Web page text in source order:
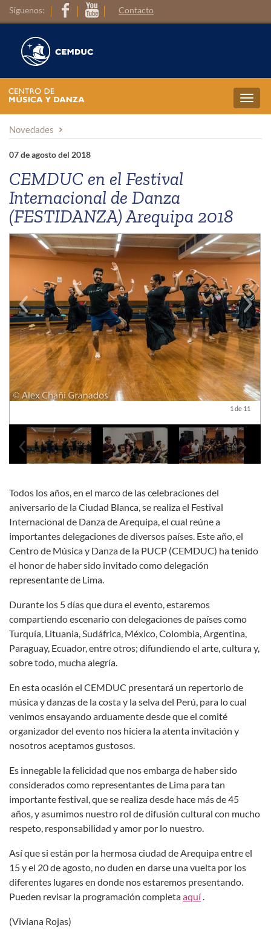
Síguenos: Contacto
Novedades
07 de agosto del 2018
CEMDUC en el Festival
Internacional de Danza
(FESTIDANZA) Arequipa 2018
1 de 11
Previous Next
Previous Next
Todos los años, en el marco de las celebraciones del
aniversario de la Ciudad Blanca, se realiza el Festival
Internacional de Danza de Arequipa, el cual reúne a
importantes delegaciones de diversos países. Este año, el
Centro de Música y Danza de la PUCP (CEMDUC) ha tenido
el honor de haber sido invitado como delegación
representante de Lima.
Durante los 5 días que dura el evento, estaremos
compartiendo escenario con delegaciones de países como
Turquía, Lituania, Sudáfrica, México, Colombia, Argentina,
Paraguay, Ecuador, entre otros; difundiendo el arte, cultura y,
sobre todo, mucha alegría.
En esta ocasión el CEMDUC presentará un repertorio de
música y danzas de la costa y la selva del Perú, para lo cual
venimos ensayando arduamente desde que el comité
organizador del evento nos hiciera la atenta invitación y
nosotros aceptamos gustosos.
Es innegable la felicidad que nos embarga de haber sido
considerados como representantes de Lima para tan
importante festival, que se realiza desde hace más de 45
años, y asumimos nuestro rol de difusión cultural con mucho
respeto, responsabilidad y amor por lo nuestro.
Así que si están por la hermosa ciudad de Arequipa entre el
15 y el 20 de agosto, no duden en darse una vuelta por los
diferentes lugares en donde nos estaremos presentando.
Pueden revisar la programación completaaquí.
(Viviana Rojas)